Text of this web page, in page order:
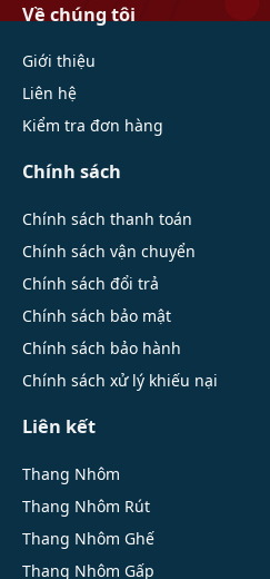
Về chúng tôi
Giới thiệu
Liên hệ
Kiểm tra đơn hàng
Chính sách
Chính sách thanh toán
Chính sách vận chuyển
Chính sách đổi trả
Chính sách bảo mật
Chính sách bảo hành
Chính sách xử lý khiếu nại
Liên kết
Thang Nhôm
Thang Nhôm Rút
Thang Nhôm Ghế
Thang Nhôm Gấp